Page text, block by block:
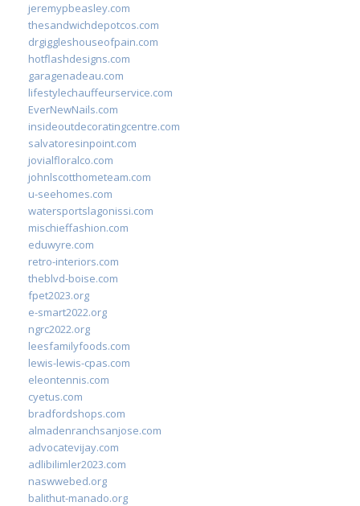
jeremypbeasley.com
thesandwichdepotcos.com
drgiggleshouseofpain.com
hotflashdesigns.com
garagenadeau.com
lifestylechauffeurservice.com
EverNewNails.com
insideoutdecoratingcentre.com
salvatoresinpoint.com
jovialfloralco.com
johnlscotthometeam.com
u-seehomes.com
watersportslagonissi.com
mischieffashion.com
eduwyre.com
retro-interiors.com
theblvd-boise.com
fpet2023.org
e-smart2022.org
ngrc2022.org
leesfamilyfoods.com
lewis-lewis-cpas.com
eleontennis.com
cyetus.com
bradfordshops.com
almadenranchsanjose.com
advocatevijay.com
adlibilimler2023.com
naswwebed.org
balithut-manado.org